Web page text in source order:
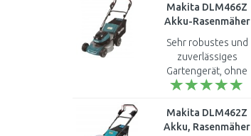
Makita DLM466Z
Akku-Rasenmäher
460 mm Li-Ion LXT
2×18 V (ohne Akku)
Sehr robustes und
zuverlässiges
Gartengerät, ohne
Fehl und Tadel...
Makita DLM462Z
Akku, Rasenmäher